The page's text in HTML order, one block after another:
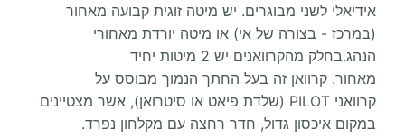
אידיאלי לשני מבוגרים. יש מיטה זוגית קבועה מאחור
(במרכז - בצורה של אי) או מיטה יורדת מאחורי
הנהג.בחלק מהקרוואנים יש 2 מיטות יחיד
מאחור. קרוואן זה בעל החתך הנמוך מבוסס על
קרוואני PILOT (שלדת פיאט או סיטרואן), אשר מצטיינים
במקום איכסון גדול, חדר רחצה עם מקלחון נפרד.